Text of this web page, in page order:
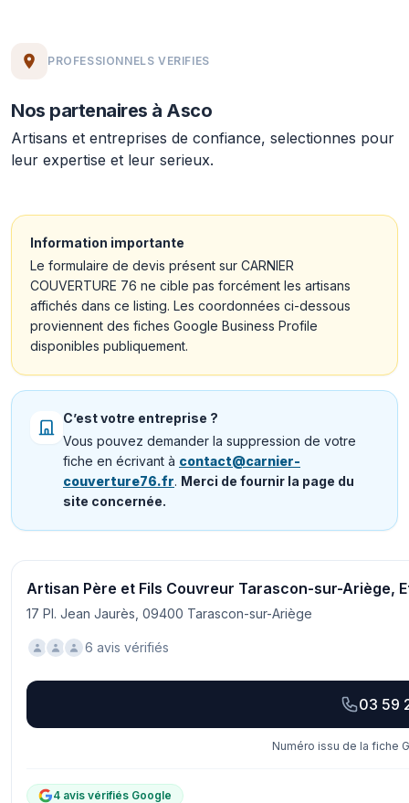
PROFESSIONNELS VERIFIES
Nos partenaires à Asco
Artisans et entreprises de confiance, selectionnes pour
leur expertise et leur serieux.
Information importante
Le formulaire de devis présent sur CARNIER
COUVERTURE 76 ne cible pas forcément les artisans
affichés dans ce listing. Les coordonnées ci-dessous
proviennent des fiches Google Business Profile
disponibles publiquement.
C’est votre entreprise ?
Vous pouvez demander la suppression de votre
fiche en écrivant à contact@carnier-
couverture76.fr. Merci de fournir la page du
site concernée.
Artisan Père et Fils Couvreur Tarascon-sur-Ariège,
17 Pl. Jean Jaurès, 09400 Tarascon-sur-Ariège
6 avis vérifiés
03 59
Numéro issu de la fiche
4 avis vérifiés Google